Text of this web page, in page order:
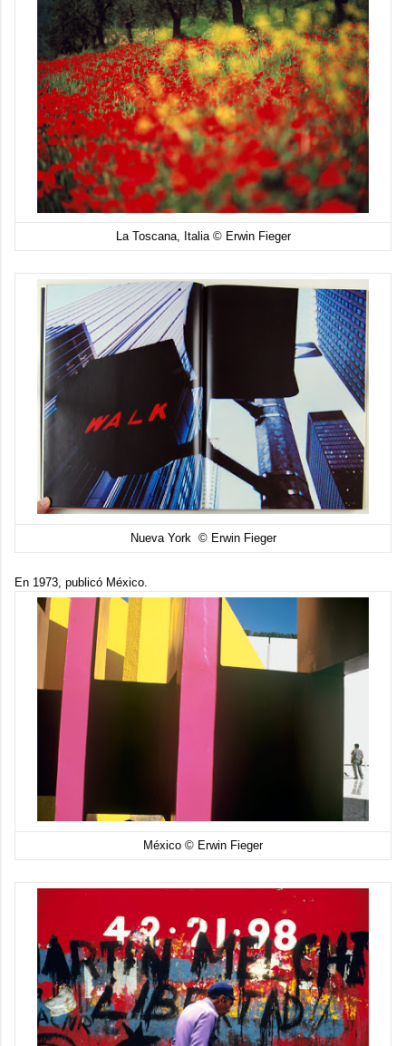
La Toscana, Italia © Erwin Fieger
Nueva York © Erwin Fieger
En 1973, publicó México.
México © Erwin Fieger